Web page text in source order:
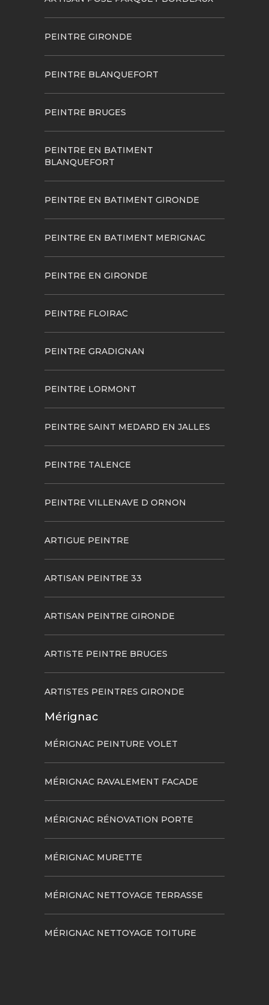
PEINTRE GIRONDE
PEINTRE BLANQUEFORT
PEINTRE BRUGES
PEINTRE EN BATIMENT
BLANQUEFORT
PEINTRE EN BATIMENT GIRONDE
PEINTRE EN BATIMENT MERIGNAC
PEINTRE EN GIRONDE
PEINTRE FLOIRAC
PEINTRE GRADIGNAN
PEINTRE LORMONT
PEINTRE SAINT MEDARD EN JALLES
PEINTRE TALENCE
PEINTRE VILLENAVE D ORNON
ARTIGUE PEINTRE
ARTISAN PEINTRE 33
ARTISAN PEINTRE GIRONDE
ARTISTE PEINTRE BRUGES
ARTISTES PEINTRES GIRONDE
Mérignac
MÉRIGNAC PEINTURE VOLET
MÉRIGNAC RAVALEMENT FACADE
MÉRIGNAC RÉNOVATION PORTE
MÉRIGNAC MURETTE
MÉRIGNAC NETTOYAGE TERRASSE
MÉRIGNAC NETTOYAGE TOITURE